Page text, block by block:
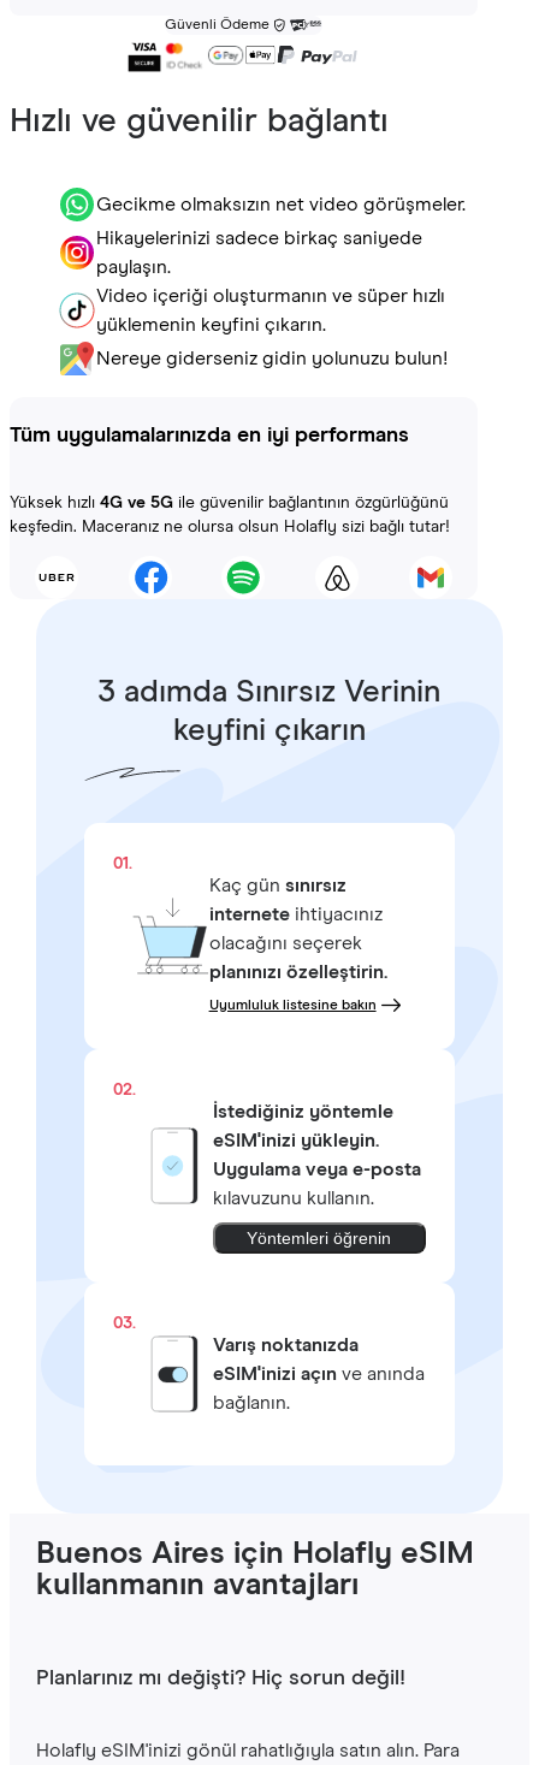
Güvenli Ödeme
Hızlı ve güvenilir bağlantı
Gecikme olmaksızın net video görüşmeler.
Hikayelerinizi sadece birkaç saniyede
paylaşın.
Video içeriği oluşturmanın ve süper hızlı
yüklemenin keyfini çıkarın.
Nereye giderseniz gidin yolunuzu bulun!
Tüm uygulamalarınızda en iyi performans
Yüksek hızlı 4G ve 5G ile güvenilir bağlantının özgürlüğünü
keşfedin. Maceranız ne olursa olsun Holafly sizi bağlı tutar!
3 adımda Sınırsız Verinin
keyfini çıkarın
01.
Kaç gün sınırsız
interneteihtiyacınız
olacağını seçerek
planınızı özelleştirin.
Uyumluluk listesine bakın
02.
İstediğiniz yöntemle
eSIM'inizi yükleyin.
Uygulama veya e-posta
kılavuzunu kullanın.
Yöntemleri öğrenin
03.
Varış noktanızda
eSIM'inizi açınve anında
bağlanın.
Buenos Aires için Holafly eSIM
kullanmanın avantajları
Planlarınız mı değişti? Hiç sorun değil!
Holafly eSIM'inizi gönül rahatlığıyla satın alın. Para